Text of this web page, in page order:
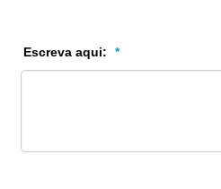
Escreva aqui: *